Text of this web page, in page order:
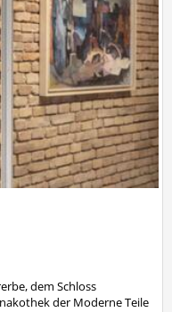
dem Schloss
der Moderne Teile